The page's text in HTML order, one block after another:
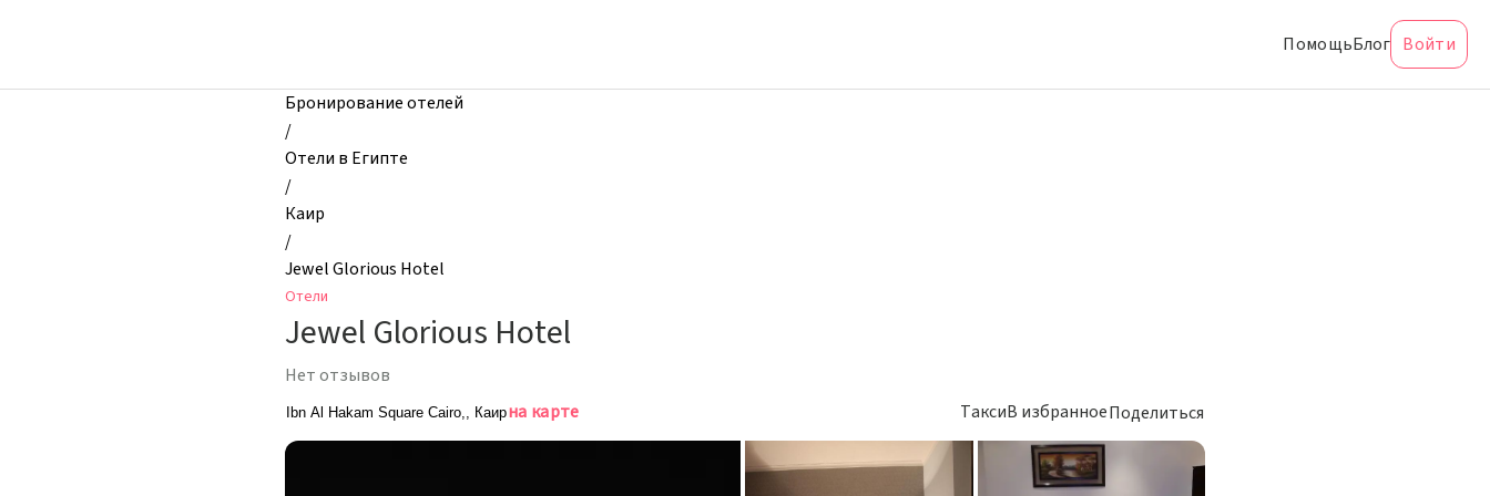
Jewel
ПомощьБлог Войти
Бронирование отелей
/
Отели в Египте
/
Каир
/
Jewel Glorious Hotel
Отели
Jewel Glorious Hotel
Нет отзывов
Ibn Al Hakam Square Cairo,, Каирна карте ТаксиВ избранноеПоделиться